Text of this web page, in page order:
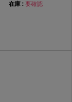
要確認